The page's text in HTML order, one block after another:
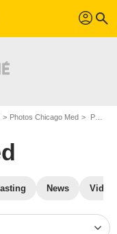
profil search
Photos Chicago Med Photos Chicago Med S11
News